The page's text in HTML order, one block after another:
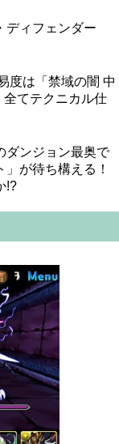
ディフェンダー
度は「禁域の闇 中
てテクニカル仕
ダンジョン最奥で
が待ち構える！
!?